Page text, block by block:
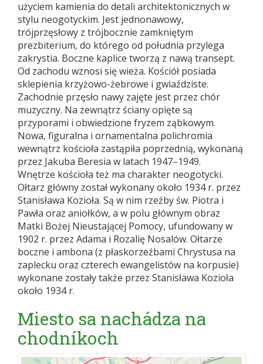
użyciem kamienia do detali architektonicznych w
stylu neogotyckim. Jest jednonawowy,
trójprzęsłowy z trójbocznie zamkniętym
prezbiterium, do którego od południa przylega
zakrystia. Boczne kaplice tworzą z nawą transept.
Od zachodu wznosi się wieża. Kościół posiada
sklepienia krzyżowo-żebrowe i gwiaździste.
Zachodnie przęsło nawy zajęte jest przez chór
muzyczny. Na zewnątrz ściany opięte są
przyporami i obwiedzione fryzem ząbkowym.
Nowa, figuralna i ornamentalna polichromia
wewnątrz kościoła zastąpiła poprzednią, wykonaną
przez Jakuba Beresia w latach 1947–1949.
Wnętrze kościoła też ma charakter neogotycki.
Ołtarz główny został wykonany około 1934 r. przez
Stanisława Kozioła. Są w nim rzeźby św. Piotra i
Pawła oraz aniołków, a w polu głównym obraz
Matki Bożej Nieustającej Pomocy, ufundowany w
1902 r. przez Adama i Rozalię Nosalów. Ołtarze
boczne i ambona (z płaskorzeźbami Chrystusa na
zaplecku oraz czterech ewangelistów na korpusie)
wykonane zostały także przez Stanisława Kozioła
około 1934 r.
Miesto sa nachádza na
chodníkoch